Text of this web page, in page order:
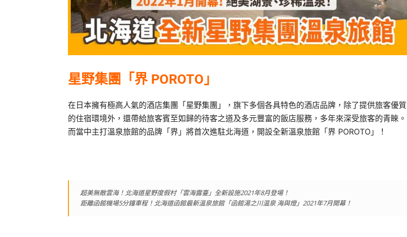
星野集團「界 POROTO」
在日本擁有極高人氣的酒店集團「星野集團」，旗下多個各具特色的酒店品牌，除了提供旅客優質
的住宿環境外，還帶給旅客賓至如歸的待客之道及多元豐富的飯店服務，多年來深受旅客的青睞。
而當中主打溫泉旅館的品牌「界」將首次進駐北海道，開設全新溫泉旅館「界 POROTO」！
超美無敵雲海！北海道星野度假村「雲海露臺」全新設施2021年8月登場！
距離函館機場5分鐘車程！北海道函館最新溫泉旅館「函館湯之川温泉 海與燈」2021年7月開幕！